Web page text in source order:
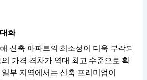
화
신축 아파트의 희소성이 더욱 부각되
가격 격차가 역대 최고 수준으로 확
부 지역에서는 신축 프리미엄이